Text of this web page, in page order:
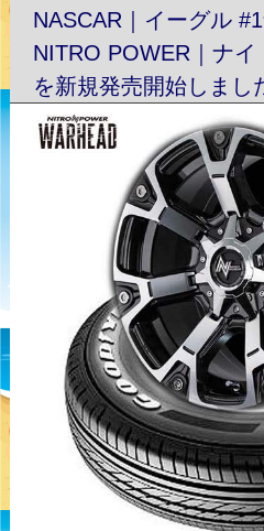
NASCAR｜イーグル
NITRO POWER｜ナ
を新規発売開始しまし